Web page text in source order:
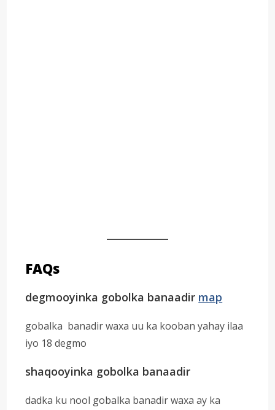
FAQs
degmooyinka gobolka banaadir map
gobalka banadir waxa uu ka kooban yahay ilaa
iyo 18 degmo
shaqooyinka gobolka banaadir
dadka ku nool gobalka banadir waxa ay ka